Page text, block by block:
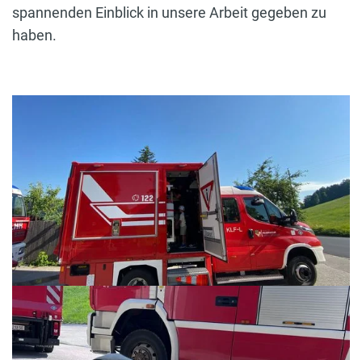
spannenden Einblick in unsere Arbeit gegeben zu
haben.